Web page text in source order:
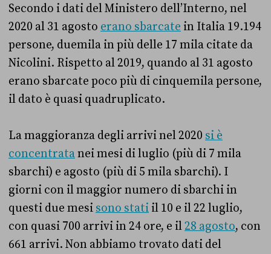
Secondo i dati del Ministero dell’Interno, nel
2020 al 31 agosto erano sbarcate in Italia 19.194
persone, duemila in più delle 17 mila citate da
Nicolini. Rispetto al 2019, quando al 31 agosto
erano sbarcate poco più di cinquemila persone,
il dato è quasi quadruplicato.
La maggioranza degli arrivi nel 2020 si è
concentratanei mesi di luglio (più di 7 mila
sbarchi) e agosto (più di 5 mila sbarchi). I
giorni con il maggior numero di sbarchi in
questi due mesi sono stati il 10 e il 22 luglio,
con quasi 700 arrivi in 24 ore, e il28 agosto, con
661 arrivi. Non abbiamo trovato dati del